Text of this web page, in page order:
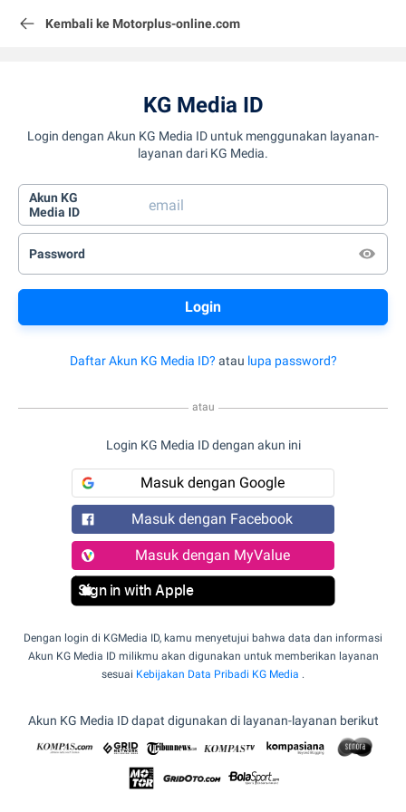
Kembali ke Motorplus-online.com
KG Media ID
Login dengan Akun KG Media ID untuk menggunakan layanan-
layanan dari KG Media.
Akun KG
Media ID
Password
Daftar Akun KG Media ID? atau lupa password?
atau
Login KG Media ID dengan akun ini
Masuk dengan Google
Masuk dengan Facebook
Masuk dengan MyValue
Sign in with Apple
Dengan login di KGMedia ID, kamu menyetujui bahwa data dan informasi
Akun KG Media ID milikmu akan digunakan untuk memberikan layanan
sesuai Kebijakan Data Pribadi KG Media .
Akun KG Media ID dapat digunakan di layanan-layanan berikut